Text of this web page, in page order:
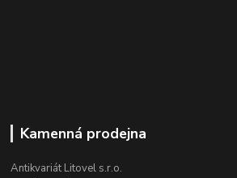
Kamenná prodejna
Antikvariát Litovel s.r.o.